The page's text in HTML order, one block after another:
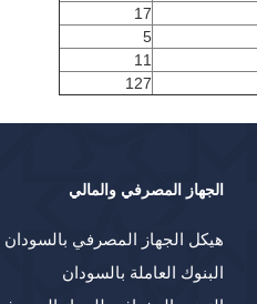
17
5
11
127
الجهاز المصرفي والمالي
هيكل الجهاز المصرفي بالسودان
البنوك العاملة بالسودان